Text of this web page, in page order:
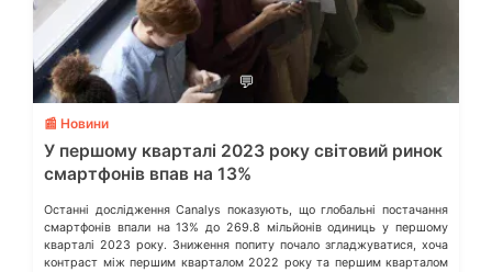
💬
📰 Новини
У першому кварталі 2023 року світовий ринок
смартфонів впав на 13%
Останні дослідження Canalys показують, що глобальні постачання
смартфонів впали на 13% до 269.8 мільйонів одиниць у першому
кварталі 2023 року. Зниження попиту почало згладжуватися, хоча
контраст між першим кварталом 2022 року та першим кварталом